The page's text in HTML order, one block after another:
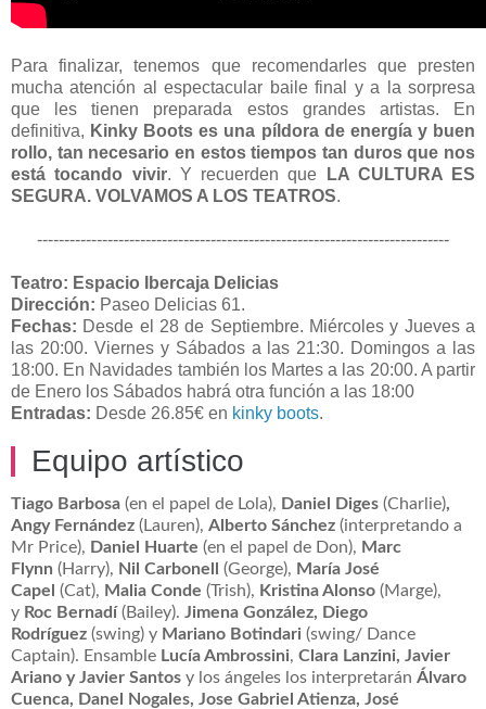
Para finalizar, tenemos que recomendarles que presten
mucha atención al espectacular baile final y a la sorpresa
que les tienen preparada estos grandes artistas. En
definitiva, Kinky Boots es una píldora de energía y buen
rollo, tan necesario en estos tiempos tan duros que nos
está tocando vivir. Y recuerden que
LA CULTURA ES
SEGURA. VOLVAMOS A LOS TEATROS.
----------------------------------------------------------------------------
Teatro: Espacio Ibercaja Delicias
Dirección: Paseo Delicias 61.
Fechas: Desde el 28 de Septiembre. Miércoles y Jueves a
las 20:00. Viernes y Sábados a las 21:30. Domingos a las
18:00. En Navidades también los Martes a las 20:00. A partir
de Enero los Sábados habrá otra función a las 18:00
Entradas: Desde 26.85€ en kinky boots.
Equipo artístico
Tiago Barbosa (en el papel de Lola), Daniel Diges (Charlie),
Angy Fernández (Lauren), Alberto Sánchez (interpretando a
Mr Price), Daniel Huarte (en el papel de Don), Marc
Flynn (Harry), Nil Carbonell (George), María José
Capel (Cat), Malia Conde (Trish), Kristina Alonso (Marge),
y Roc Bernadí(Bailey). Jimena González, Diego
Rodríguez (swing) y Mariano Botindari (swing/ Dance
Captain). Ensamble Lucía Ambrossini, Clara Lanzini, Javier
Ariano y Javier Santos y los ángeles los interpretarán Álvaro
Cuenca, Danel Nogales, Jose Gabriel Atienza, José